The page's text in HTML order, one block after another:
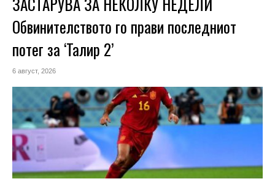
Обвинителството го прави последниот
потег за ‘Талир 2’
6 август, 2026